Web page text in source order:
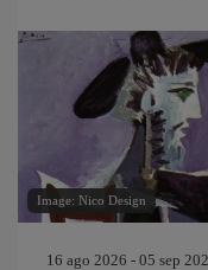
Image: Nico Design
16 ago 2026 - 05 sep